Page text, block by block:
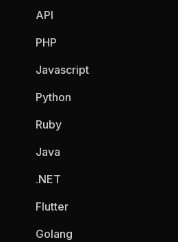
API
PHP
Javascript
Python
Ruby
Java
.NET
Flutter
Golang